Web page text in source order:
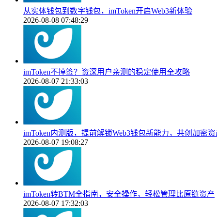
从实体钱包到数字钱包，imToken开启Web3新体验
2026-08-08 07:48:29
imToken不掉签？资深用户亲测的稳定使用全攻略
2026-08-07 21:33:03
imToken内测版，提前解锁Web3钱包新能力，共创加密
2026-08-07 19:08:27
imToken转BTM全指南，安全操作，轻松管理比原链资产
2026-08-07 17:32:03